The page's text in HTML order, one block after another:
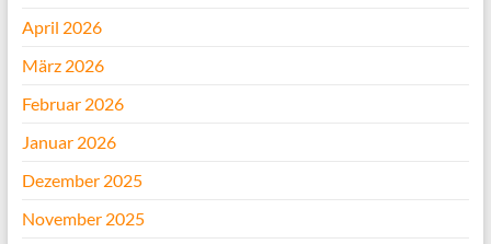
April 2026
März 2026
Februar 2026
Januar 2026
Dezember 2025
November 2025